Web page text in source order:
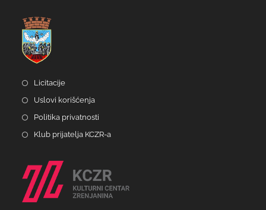
Licitacije
Uslovi korišćenja
Politika privatnosti
Klub prijatelja KCZR-a